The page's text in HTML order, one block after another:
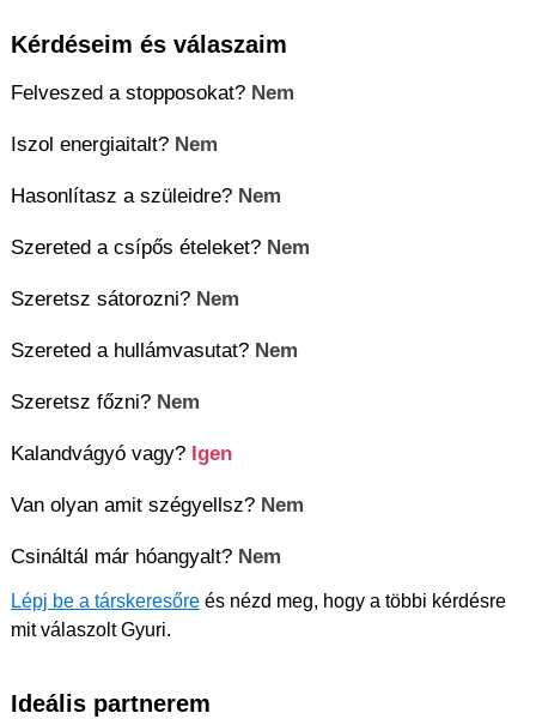
Kérdéseim és válaszaim
Felveszed a stopposokat? Nem
Iszol energiaitalt? Nem
Hasonlítasz a szüleidre? Nem
Szereted a csípős ételeket? Nem
Szeretsz sátorozni? Nem
Szereted a hullámvasutat? Nem
Szeretsz főzni? Nem
Kalandvágyó vagy? Igen
Van olyan amit szégyellsz? Nem
Csináltál már hóangyalt? Nem
Lépj be a társkeresőre és nézd meg, hogy a többi kérdésre
mit válaszolt Gyuri.
Ideális partnerem